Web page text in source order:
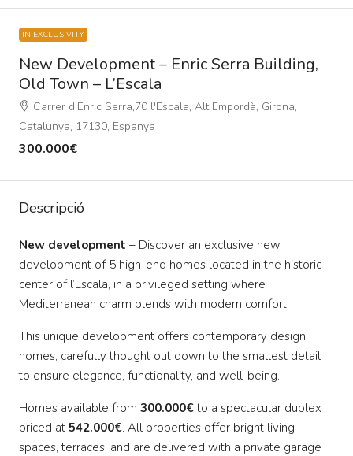
IN EXCLUSIVITY
New Development – Enric Serra Building,
Old Town – L’Escala
Carrer d'Enric Serra,70 l'Escala, Alt Empordà, Girona,
Catalunya, 17130, Espanya
300.000€
Descripció
New development – Discover an exclusive new
development of 5 high-end homes located in the historic
center of l’Escala, in a privileged setting where
Mediterranean charm blends with modern comfort.
This unique development offers contemporary design
homes, carefully thought out down to the smallest detail
to ensure elegance, functionality, and well-being.
Homes available from 300.000€to a spectacular duplex
priced at 542.000€. All properties offer bright living
spaces, terraces, and are delivered with a private garage